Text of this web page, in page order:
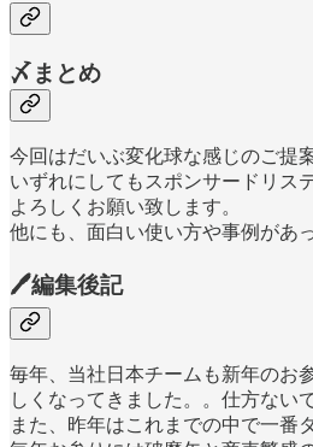
〆まとめ
今回はだいぶ変化球な感じのご提
いずれにしてもスポンサードリス
よろしくお願い致します。
他にも、面白い使い方や事例があ
🖊編集後記
毎年、当社日本チームも新年のお
しくなってきました。。仕方ない
また、昨年はこれまでの中で一番